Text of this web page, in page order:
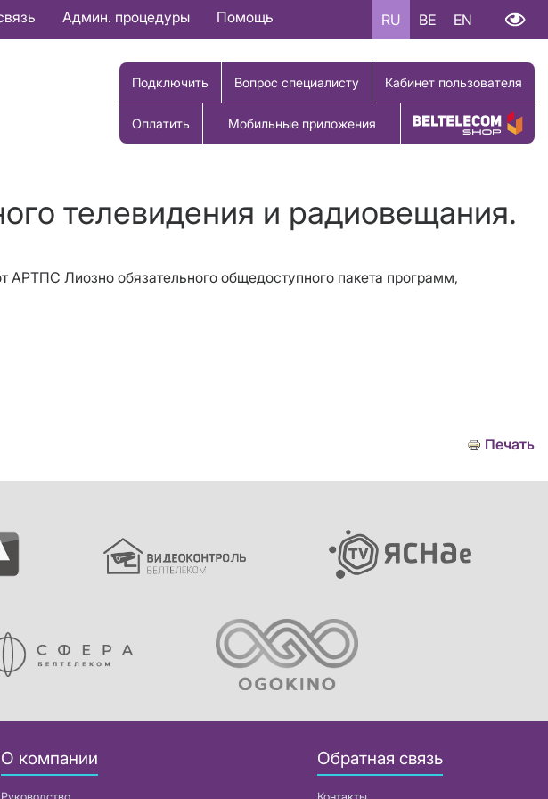
Админ. процедуры Помощь RU BE EN
Подключить Вопрос специалисту Кабинет пользователя
Оплатить Мобильные приложения Купить товар
телевидения и радиовещания.
АРТПС Лиозно обязательного общедоступного пакета программ,
Печать
О компании Обратная связь